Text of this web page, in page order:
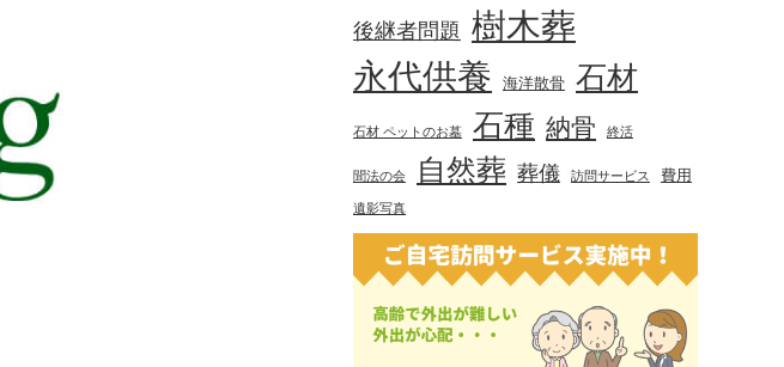
後継者問題 樹木葬
永代供養 海洋散骨 石材
石材 ペットのお墓 石種 納骨 終活
聞法の会 自然葬 葬儀 訪問サービス 費用
遺影写真